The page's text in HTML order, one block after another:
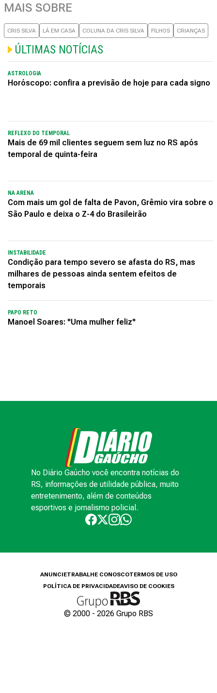
MAIS SOBRE
CRIS SILVA LÁ EM CASA COLUNA DA CRIS SILVA FILHOS CRIANÇAS
ÚLTIMAS NOTÍCIAS
ASTROLOGIA
Horóscopo: confira a previsão de hoje para cada signo
REFLEXO DO TEMPORAL
Mais de 69 mil clientes seguem sem luz no RS após
temporal de quinta-feira
NA ARENA
Com mais um gol de falta de Pavon, Grêmio vira sobre o
São Paulo e deixa o Z-4 do Brasileirão
INSTABILIDADE
Condição para tempo severo se afasta do RS, mas
milhares de pessoas ainda sentem efeitos de
temporais
PAPO RETO
Manoel Soares: "Uma mulher feliz"
No Diário Gaúcho você encontra notícias do
RS, informações de utilidade pública, muito
entretenimento, além de conteúdos
esportivos e jornalismo policial.
ANUNCIETRABALHE CONOSCOTERMOS DE USO
POLÍTICA DE PRIVACIDADEAVISO DE COOKIES
© 2000 - 2026 Grupo RBS